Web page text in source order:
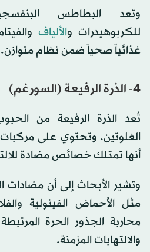
وتعد البطاطس
للكربوهيدرات والألياف
غذائياً صحياً ضمن نظام متوازن.
4- الذرة الرفيعة (السورغم)
تُعد الذرة الرفيعة من
الغلوتين، وتحتوي على
أنها تمتلك خصائص مضادة
وتشير الأبحاث إلى أن مضادات
مثل الأحماض الفينولية
محاربة الجذور الحرة
والالتهابات المزمنة.